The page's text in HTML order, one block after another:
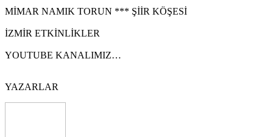
MİMAR NAMIK TORUN *** ŞİİR KÖŞESİ
İZMİR ETKİNLİKLER
YOUTUBE KANALIMIZ…
YAZARLAR